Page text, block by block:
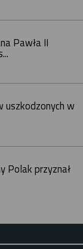
Pawła II
uszkodzonych w
Polak przyznał